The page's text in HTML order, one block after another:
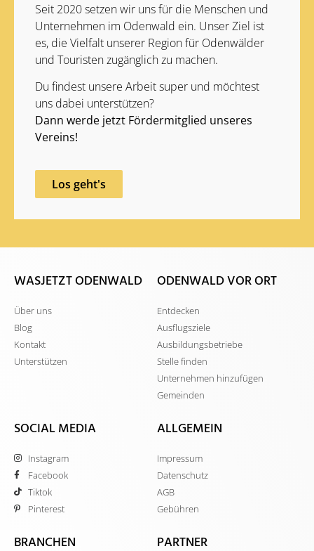
Seit 2020 setzen wir uns für die Menschen und
Unternehmen im Odenwald ein. Unser Ziel ist
es, die Vielfalt unserer Region für Odenwälder
und Touristen zugänglich zu machen.
Du findest unsere Arbeit super und möchtest
uns dabei unterstützen?
Dann werde jetzt Fördermitglied unseres
Vereins!
Los geht's
WASJETZT ODENWALD
Über uns
Blog
Kontakt
Unterstützen
ODENWALD VOR ORT
Entdecken
Ausflugsziele
Ausbildungsbetriebe
Stelle finden
Unternehmen hinzufügen
Gemeinden
SOCIAL MEDIA
Instagram
Facebook
Tiktok
Pinterest
ALLGEMEIN
Impressum
Datenschutz
AGB
Gebühren
BRANCHEN PARTNER